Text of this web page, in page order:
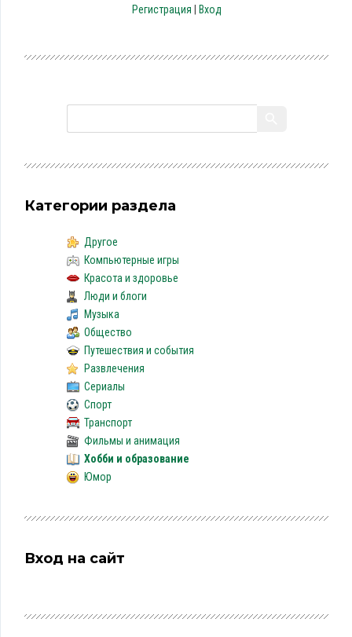
Регистрация
Вход
Категории раздела
Другое
Компьютерные игры
Красота и здоровье
Люди и блоги
Музыка
Общество
Путешествия и события
Развлечения
Сериалы
Спорт
Транспорт
Фильмы и анимация
Хобби и образование
Юмор
Вход на сайт